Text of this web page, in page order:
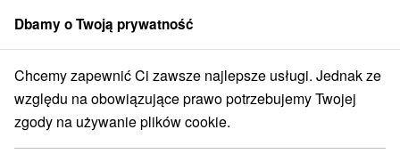
członek grupySorger
Apartmány Trenčiansky kraj
Apartmány Trenčiansky kraj
Dbamy o Twoją prywatność
Chcemy zapewnić Ci zawsze najlepsze usługi. Jednak ze
względu na obowiązujące prawo potrzebujemy Twojej
zgody na używanie plików cookie.